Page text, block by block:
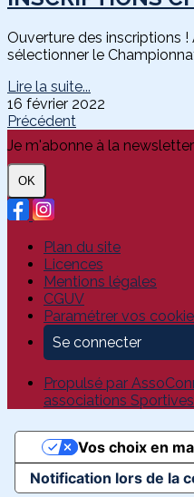
Ouverture des inscriptions !
sélectionner le
Lire la suite...
16 février 2022
Précédent
Je m'abonne à la newsletter
OK
Plan du site
Licences
Mentions légales
CGUV
Paramétrer vos
Se connecter
Propulsé par
associations Sportives
Notification lors de la
Vos choix en